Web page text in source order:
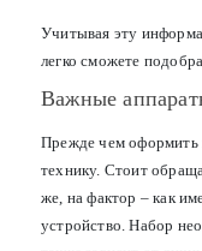
Учитывая эту
легко сможете
Важные
Прежде чем оформить
технику. Стоит
же, на фактор – как
устройство. Набор